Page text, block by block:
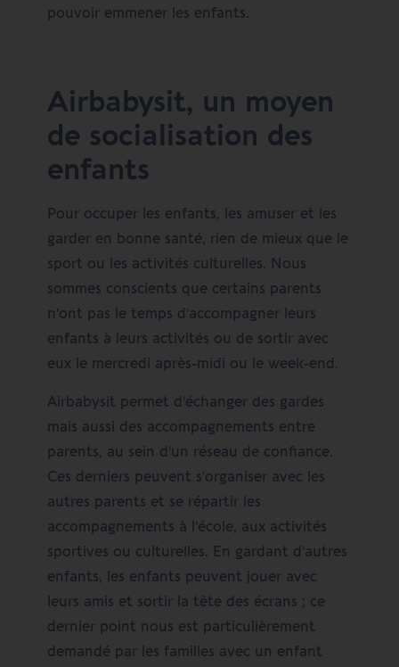
pouvoir emmener les enfants.
Airbabysit, un moyen
de socialisation des
enfants
Pour occuper les enfants, les amuser et les
garder en bonne santé, rien de mieux que le
sport ou les activités culturelles. Nous
sommes conscients que certains parents
n’ont pas le temps d’accompagner leurs
enfants à leurs activités ou de sortir avec
eux le mercredi après-midi ou le week-end.
Airbabysit permet d’échanger des gardes
mais aussi des accompagnements entre
parents, au sein d’un réseau de confiance.
Ces derniers peuvent s’organiser avec les
autres parents et se répartir les
accompagnements à l’école, aux activités
sportives ou culturelles. En gardant d’autres
enfants, les enfants peuvent jouer avec
leurs amis et sortir la tête des écrans ; ce
dernier point nous est particulièrement
demandé par les familles avec un enfant